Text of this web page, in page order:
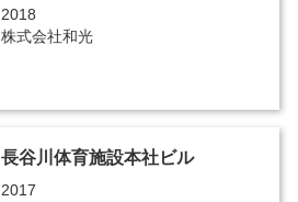
2018
株式会社和光
長谷川体育施設本社ビル
2017